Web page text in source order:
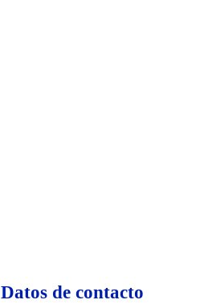
Datos de contacto